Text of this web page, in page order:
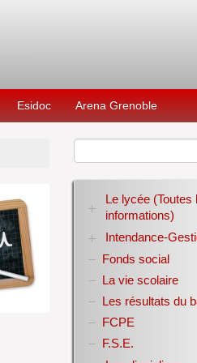
Esidoc Arena Grenoble
Le lycée (Toutes
informations)
RENTREE 2026-
Stage des élèves
Intendance-
Restauration
Bourses
Année
Année
Année
Fonds social
La vie scolaire
Les résultats du
FCPE
F.S.E.